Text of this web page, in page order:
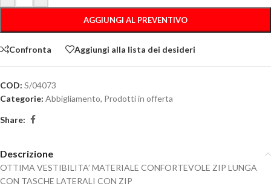
AGGIUNGI AL PREVENTIVO
Confronta Aggiungi alla lista dei desideri
COD: S/04073
Categorie: Abbigliamento, Prodotti in offerta
Share:
Descrizione
OTTIMA VESTIBILITA’ MATERIALE CONFORTEVOLE ZIP LUNGA
CON TASCHE LATERALI CON ZIP